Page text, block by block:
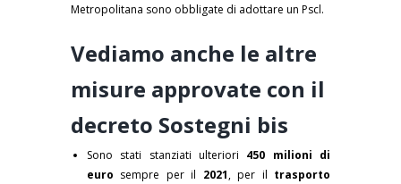
Metropolitana sono obbligate di adottare un Pscl.
Vediamo anche le altre
misure approvate con il
decreto Sostegni bis
Sono stati stanziati ulteriori 450 milioni di
euro sempre per il 2021, per il trasporto